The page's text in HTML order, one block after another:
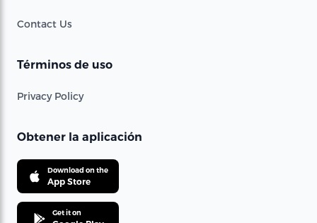
Contact Us
Términos de uso
Privacy Policy
Obtener la aplicación
Download on the
App Store
Get it on